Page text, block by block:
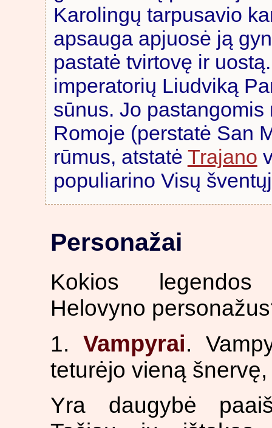
Karolingų tarpusavio
apsauga apjuosė ją
pastatė tvirtovę ir
imperatorių Liudviką
sūnus. Jo
Romoje (perstatė San
rūmus, atstatė Trajano
populiarino Visų
Personažai
Kokios
Helovyno
1.Vampyrai.
teturėjo vieną
Yra daugybė